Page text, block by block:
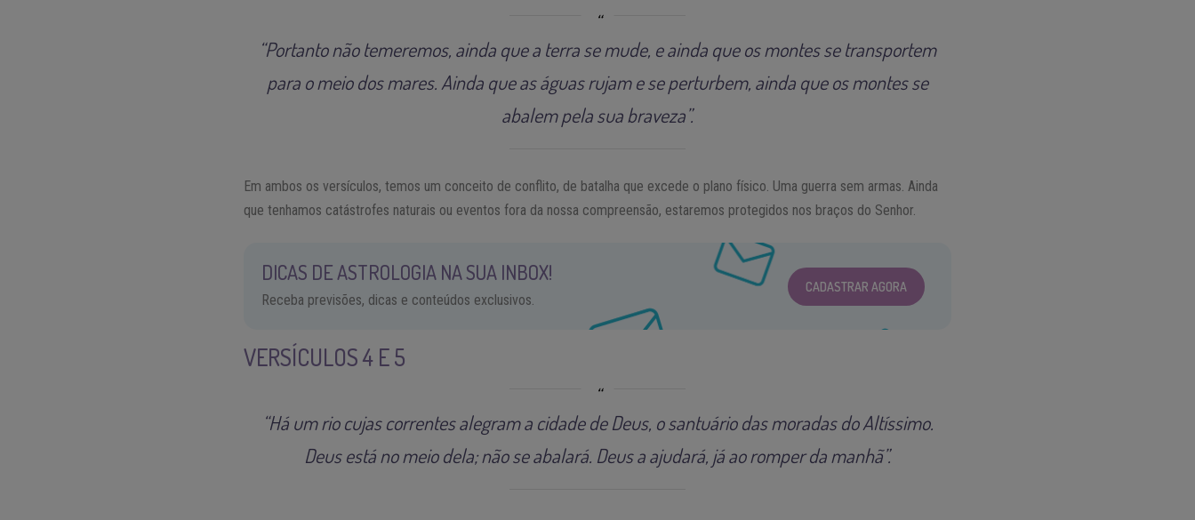
“Portanto não temeremos, ainda que a terra se mude, e ainda que os montes se transportem
para o meio dos mares. Ainda que as águas rujam e se perturbem, ainda que os montes se
abalem pela sua braveza”.
Em ambos os versículos, temos um conceito de conflito, de batalha que excede o plano físico. Uma guerra sem armas. Ainda
que tenhamos catástrofes naturais ou eventos fora da nossa compreensão, estaremos protegidos nos braços do Senhor.
DICAS DE ASTROLOGIA NA SUA INBOX!
Receba previsões, dicas e conteúdos exclusivos.
CADASTRAR AGORA
VERSÍCULOS 4 E 5
“Há um rio cujas correntes alegram a cidade de Deus, o santuário das moradas do Altíssimo.
Deus está no meio dela; não se abalará. Deus a ajudará, já ao romper da manhã”.